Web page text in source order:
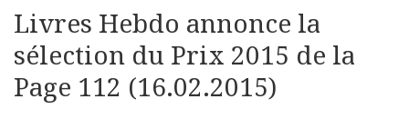
Livres Hebdo annonce la
sélection du Prix 2015 de la
Page 112 (16.02.2015)